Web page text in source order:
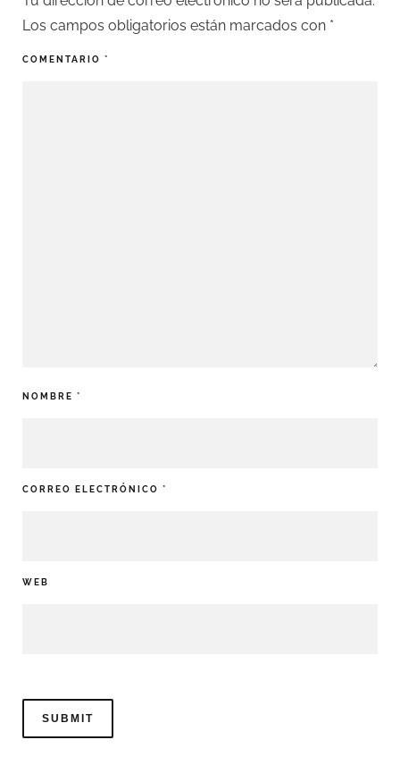
Los campos obligatorios están marcados con *
COMENTARIO *
NOMBRE *
CORREO ELECTRÓNICO *
WEB